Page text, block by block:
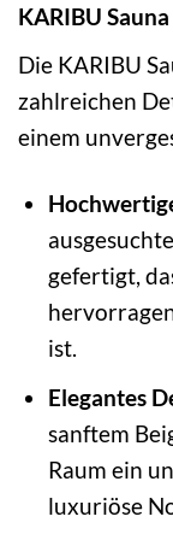
KARIBU
Die KARIBU
zahlreichen
einem
gefertigt,
ist.
Elegantes
sanftem
Raum ein
luxuriöse